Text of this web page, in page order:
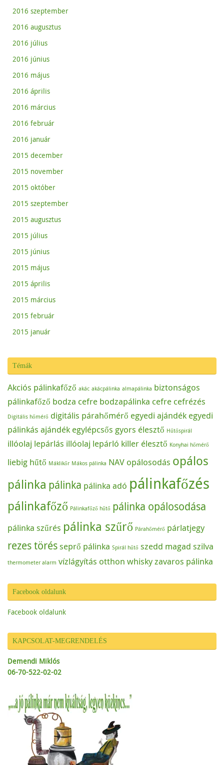
2016 szeptember
2016 augusztus
2016 július
2016 június
2016 május
2016 április
2016 március
2016 február
2016 január
2015 december
2015 november
2015 október
2015 szeptember
2015 augusztus
2015 július
2015 június
2015 május
2015 április
2015 március
2015 február
2015 január
Témák
Akciós pálinkafőző akác akácpálinka almapálinka biztonságos
pálinkafőző bodza cefre bodzapálinka cefre cefrézés
Digitális hőmérő digitális párahőmérő egyedi ajándék egyedi
pálinkás ajándék egylépcsős gyors élesztő Hűtőspirál
illóolaj lepárlás illóolaj lepárló killer élesztő Konyhai hőmérő
liebig hűtő Máklikőr Mákos pálinka NAV opálosodás opálos
pálinka pálinka pálinka adó pálinkafőzés
pálinkafőző Pálinkafőző hűtő pálinka opálosodása
pálinka szűrés pálinka szűrő Párahőmérő párlatjegy
rezes törésseprő pálinka Spirál hűtő szedd magad szilva
thermometer alarm vízlágyítás otthon whisky zavaros pálinka
Facebook oldalunk
Facebook oldalunk
KAPCSOLAT-MEGRENDELÉS
Demendi Miklós
06-70-522-02-02